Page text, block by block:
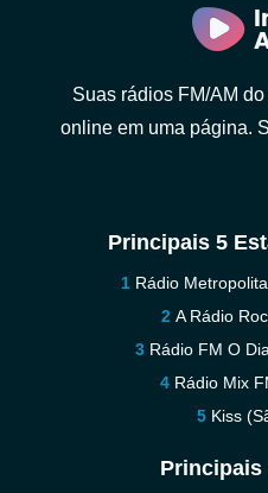
Suas rádios FM/AM
online em uma página.
Principais 5
Rádio
A Rádio
Rádio FM O
Rádio Mix
Kiss
Principais